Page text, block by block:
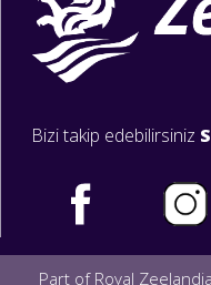
Bizi takip edebilirsiniz
Part of Royal